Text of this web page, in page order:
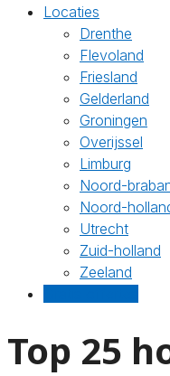
Locaties
Drenthe
Flevoland
Friesland
Gelderland
Groningen
Overijssel
Limburg
Noord-
Noord-
Utrecht
Zuid-holland
Zeeland
Top 25